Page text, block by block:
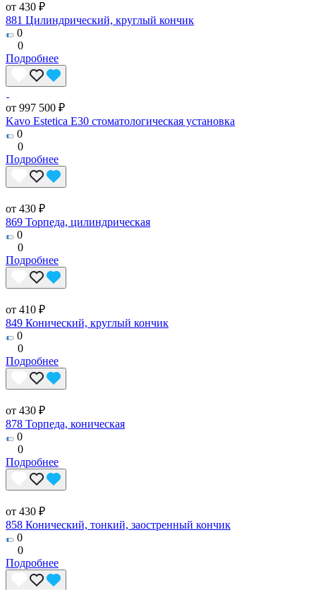
от 430 ₽
881 Цилиндрический, круглый кончик
0
0
Подробнее
от 997 500 ₽
Kavo Estetica E30 стоматологическая установка
0
0
Подробнее
от 430 ₽
869 Торпеда, цилиндрическая
0
0
Подробнее
от 410 ₽
849 Конический, круглый кончик
0
0
Подробнее
от 430 ₽
878 Торпеда, коническая
0
0
Подробнее
от 430 ₽
858 Конический, тонкий, заостренный кончик
0
0
Подробнее